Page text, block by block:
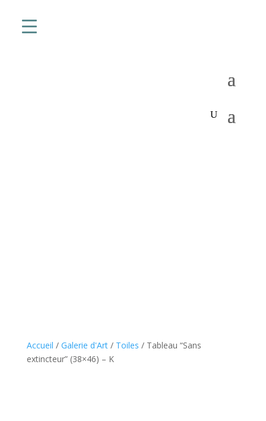
Accueil / Galerie d'Art/ Toiles / Tableau “Sans
extincteur” (38×46) – K